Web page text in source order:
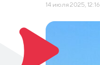
14 июля 2025, 12:16